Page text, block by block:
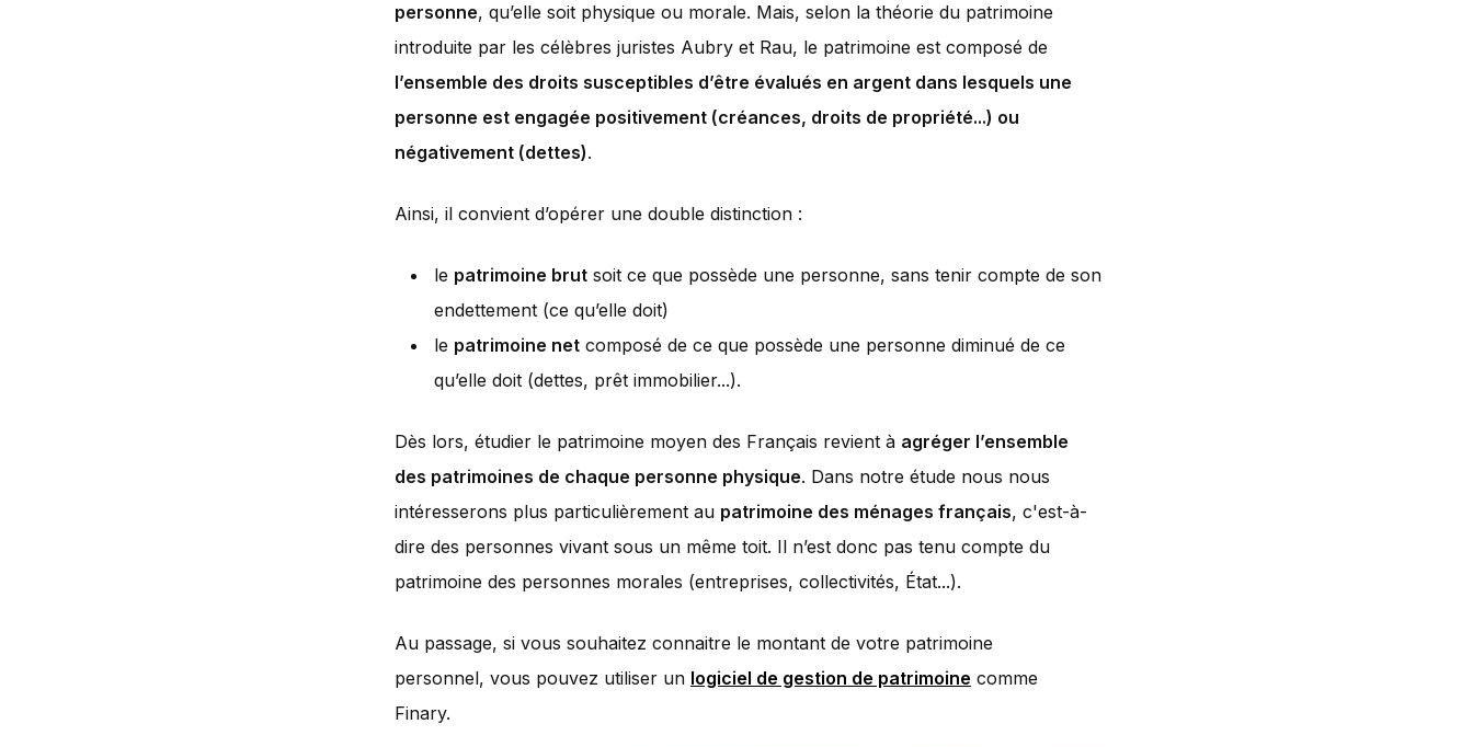
personne, qu’elle soit physique ou morale. Mais, selon la théorie du patrimoine
introduite par les célèbres juristes Aubry et Rau, le patrimoine est composé de
l’ensemble des droits susceptibles d’être évalués en argent dans lesquels une
personne est engagée positivement (créances, droits de propriété...) ou
négativement (dettes).
Ainsi, il convient d’opérer une double distinction :
le patrimoine brut soit ce que possède une personne, sans tenir compte de son
endettement (ce qu’elle doit)
le patrimoine net composé de ce que possède une personne diminué de ce
qu’elle doit (dettes, prêt immobilier...).
Dès lors, étudier le patrimoine moyen des Français revient à agréger l’ensemble
des patrimoines de chaque personne physique. Dans notre étude nous nous
intéresserons plus particulièrement au patrimoine des ménages français, c'est-à-
dire des personnes vivant sous un même toit. Il n’est donc pas tenu compte du
patrimoine des personnes morales (entreprises, collectivités, État...).
Au passage, si vous souhaitez connaitre le montant de votre patrimoine
personnel, vous pouvez utiliser un logiciel de gestion de patrimoine comme
Finary.